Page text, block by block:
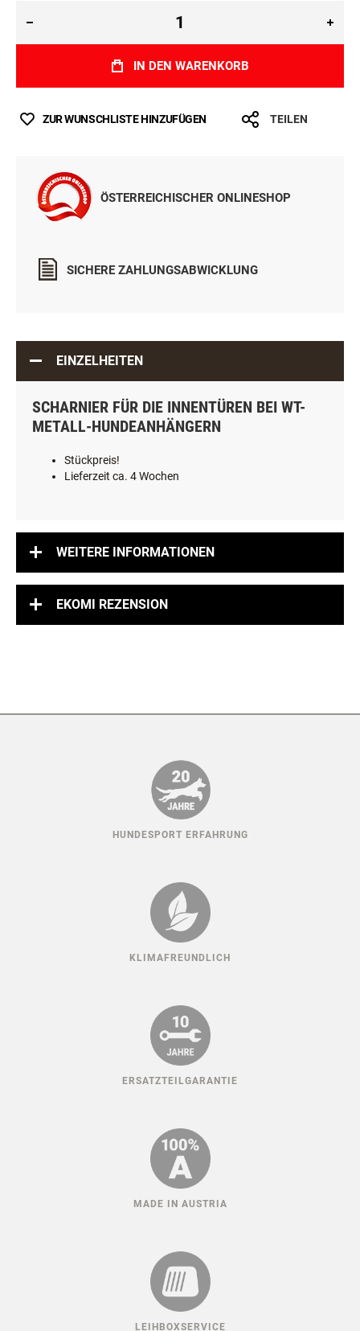
IN DEN WARENKORB
ZUR WUNSCHLISTE HINZUFÜGEN TEILEN
ÖSTERREICHISCHER ONLINESHOP
SICHERE ZAHLUNGSABWICKLUNG
EINZELHEITEN
SCHARNIER FÜR DIE INNENTÜREN BEI WT-
METALL-HUNDEANHÄNGERN
Stückpreis!
Lieferzeit ca. 4 Wochen
WEITERE INFORMATIONEN
EKOMI REZENSION
HUNDESPORT ERFAHRUNG
KLIMAFREUNDLICH
ERSATZTEILGARANTIE
MADE IN AUSTRIA
LEIHBOXSERVICE